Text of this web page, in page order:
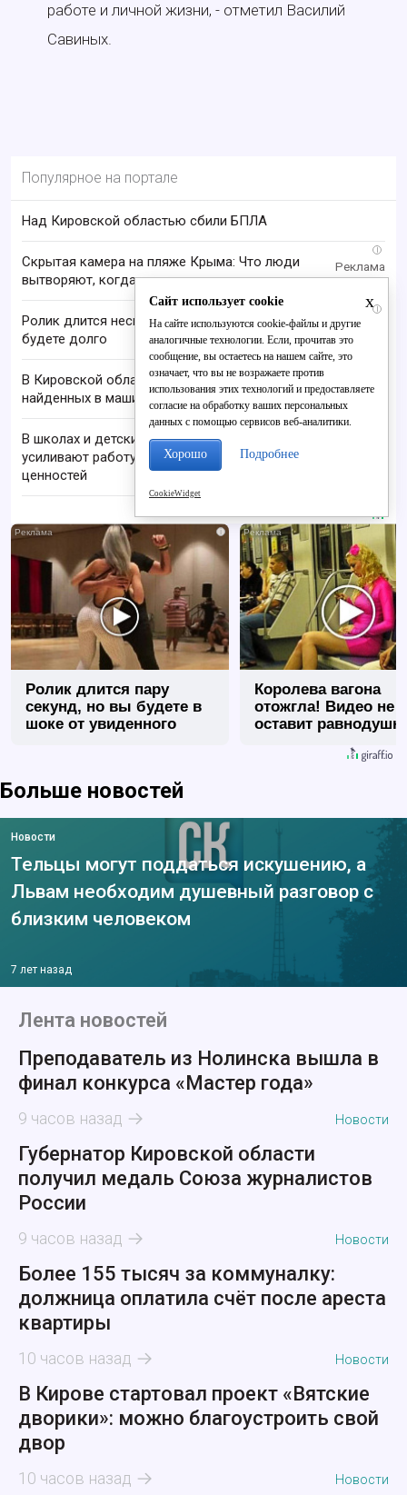
работе и личной жизни, - отметил Василий
Савиных.
Популярное на портале
Над Кировской областью сбили БПЛА
i
Скрытая камера на пляже Крыма: Что люди
вытворяют, когда их не видят...
i
Ролик длится несколько секунд, а смеяться вы
будете долго
В Кировской области проверяют гибель супругов,
найденных в машине в Вятке
В школах и детских садах Кировской области
усиливают работу по сохранению традиционных
ценностей
i
Ролик длится пару
секунд, но вы будете в
шоке от увиденного
Королева вагона
отожгла! Видео не
оставит
Больше новостей
Новости
Тельцы могут поддаться искушению, а
Львам необходим душевный разговор с
близким человеком
7 лет назад
Лента новостей
Преподаватель из Нолинска вышла в
финал конкурса «Мастер года»
9 часов назад Новости
Губернатор Кировской области
получил медаль Союза журналистов
России
9 часов назад Новости
Более 155 тысяч за коммуналку:
должница оплатила счёт после ареста
квартиры
10 часов назад Новости
В Кирове стартовал проект «Вятские
дворики»: можно благоустроить свой
двор
10 часов назад Новости
x
Сайт использует cookie
На сайте используются cookie-файлы и другие
аналогичные технологии. Если, прочитав это
сообщение, вы остаетесь на нашем сайте, это
означает, что вы не возражаете против
использования этих технологий и предоставляете
согласие на обработку ваших персональных
данных с помощью сервисов веб-аналитики.
Хорошо Подробнее
CookieWidget